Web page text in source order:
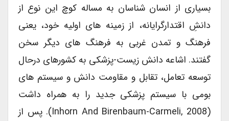
بسیاری از انسان شناسان به مساله کوچ این نوع از
دانشِ اقتدارگرایانه، از زمینه های اولیه خود، یعنی
فرهنگ و تمدن غربی به فرهنگ های دیگر سخن
گفتند. اشاعه دانش زیست-پزشکی به کشورهای درحال
توسعه تعامل، تقابل و مقاومت دانش و سیستم های
بومی با سیستم پزشکی جدید را به همراه داشت
(Inhorn And Birenbaum-Carmeli, 2008). پس از